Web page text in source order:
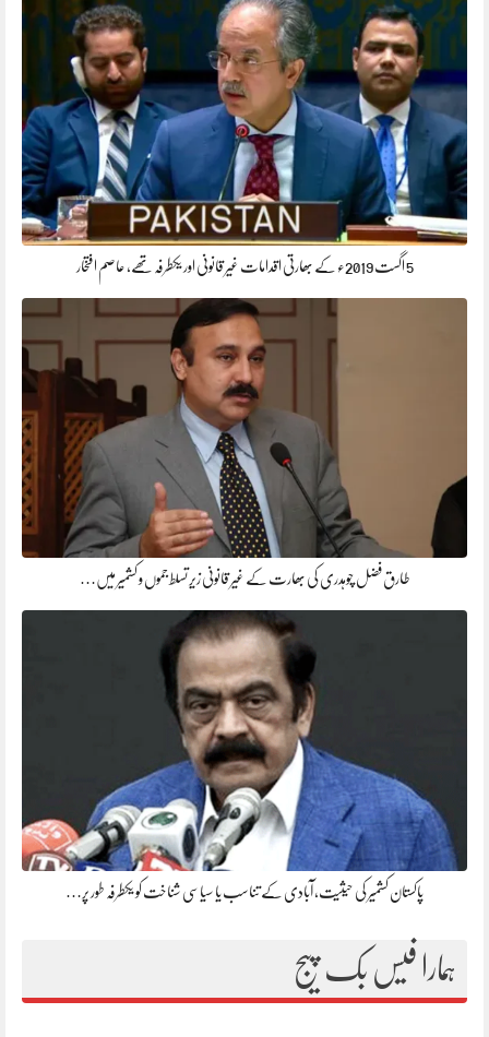
5 اگست 2019ء کے بھارتی اقدامات غیر قانونی اور یکطرفہ تھے، عاصم افتخار
طارق فضل چوہدری کی بھارت کے غیر قانونی زیر تسلط جموں و کشمیر میں…
پاکستان کشمیر کی حیثیت، آبادی کے تناسب یا سیاسی شناخت کو یکطرفہ طور پر…
ہمارا فیس بک پیج